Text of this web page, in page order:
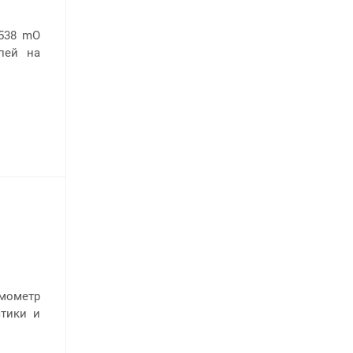
mO
на
и